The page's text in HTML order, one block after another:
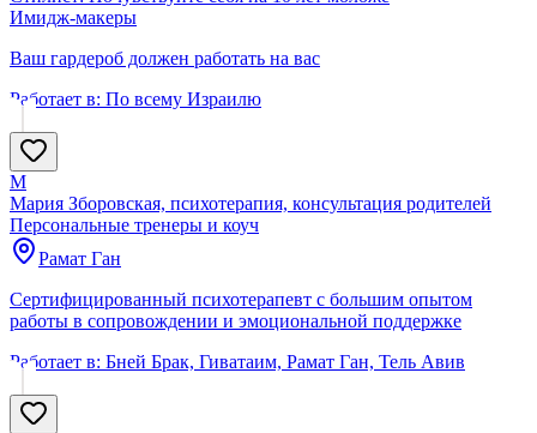
Имидж-макеры
Ваш гардероб должен работать на вас
Работает в: По всему Израилю
М
Мария Зборовская, психотерапия, консультация родителей
Персональные тренеры и коуч
Рамат Ган
Сертифицированный психотерапевт с большим опытом
работы в сопровождении и эмоциональной поддержке
Работает в: Бней Брак, Гиватаим, Рамат Ган, Тель Авив